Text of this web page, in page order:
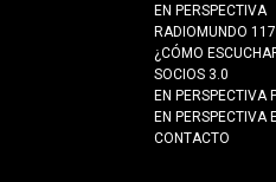
EN PERSPECTIVA
RADIOMUNDO
¿CÓMO
SOCIOS 3.0
EN PERSPECTIVA
EN PERSPECTIVA
CONTACTO